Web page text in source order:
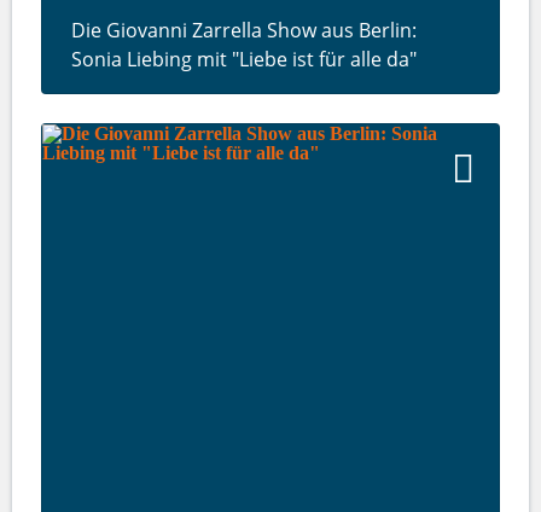
Die Giovanni Zarrella Show aus Berlin:
Sonia Liebing mit "Liebe ist für alle da"